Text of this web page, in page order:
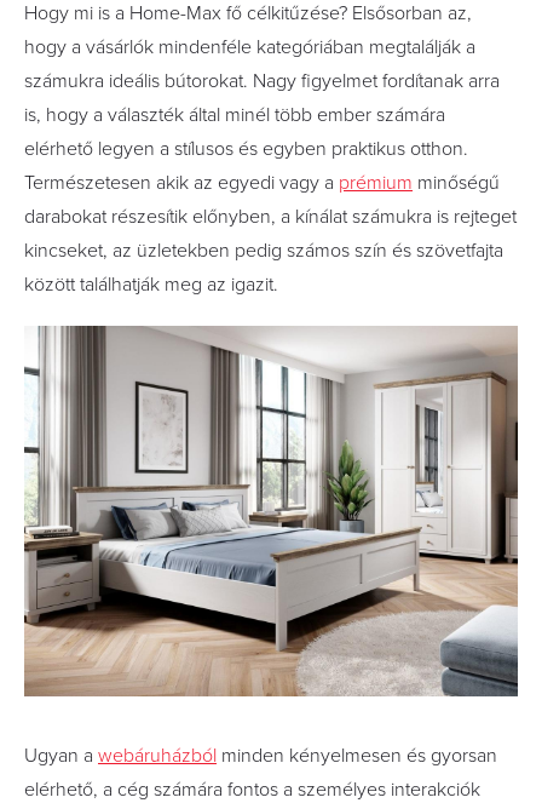
Hogy mi is a Home-Max fő célkitűzése? Elsősorban az,
hogy a vásárlók mindenféle kategóriában megtalálják a
számukra ideális bútorokat. Nagy figyelmet fordítanak arra
is, hogy a választék által minél több ember számára
elérhető legyen a stílusos és egyben praktikus otthon.
Természetesen akik az egyedi vagy a prémium minőségű
darabokat részesítik előnyben, a kínálat számukra is rejteget
kincseket, az üzletekben pedig számos szín és szövetfajta
között találhatják meg az igazit.
Ugyan a webáruházból minden kényelmesen és gyorsan
elérhető, a cég számára fontos a személyes interakciók